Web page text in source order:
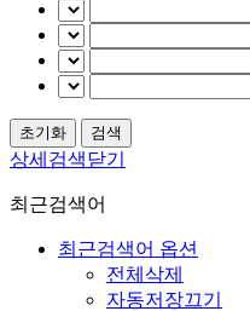
상세검색닫기
최근검색어
최근검색어 옵션
전체삭제
자동저장끄기